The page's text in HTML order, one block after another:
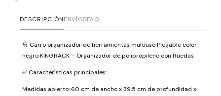
DESCRIPCIÓNENVÍOSFAQ
🛒 Carro organizador de herramientas multiuso Plegable color
negro KINGRACK – Organizador de polipropileno con Ruedas
✅ Características principales:
Medidas abierto: 60 cm de ancho x 39,5 cm de profundidad x